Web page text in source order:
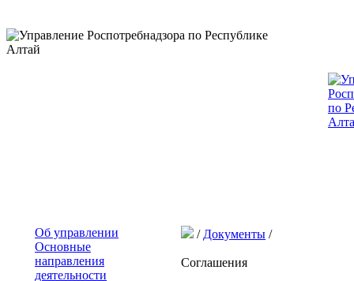
Об управлении
Основные
направления
деятельности
/ Документы /
Соглашения